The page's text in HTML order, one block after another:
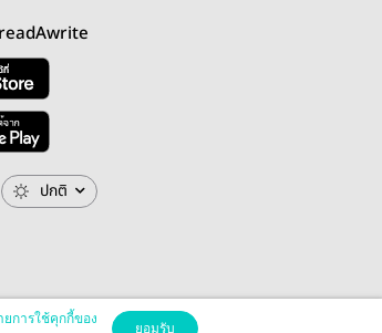
ปกติ
ยการใช้คุกกี้ของ
ยอมรับ